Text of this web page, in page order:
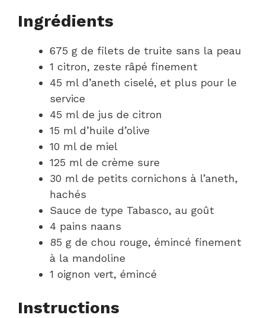
Ingrédients
675 g de filets de truite sans la peau
1 citron, zeste râpé finement
45 ml d’aneth ciselé, et plus pour le
service
45 ml de jus de citron
15 ml d’huile d’olive
10 ml de miel
125 ml de crème sure
30 ml de petits cornichons à l’aneth,
hachés
Sauce de type Tabasco, au goût
4 pains naans
85 g de chou rouge, émincé finement
à la mandoline
1 oignon vert, émincé
Instructions